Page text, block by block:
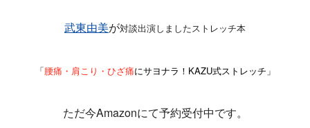
武東由美が対談出演しましたストレッチ本
「腰痛・肩こり・ひざ痛にサヨナラ！KAZU式ストレッチ」
ただ今Amazonにて予約受付中です。